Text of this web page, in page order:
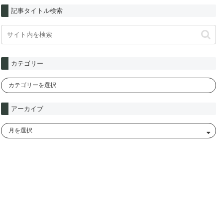
記事タイトル検索
カテゴリー
アーカイブ